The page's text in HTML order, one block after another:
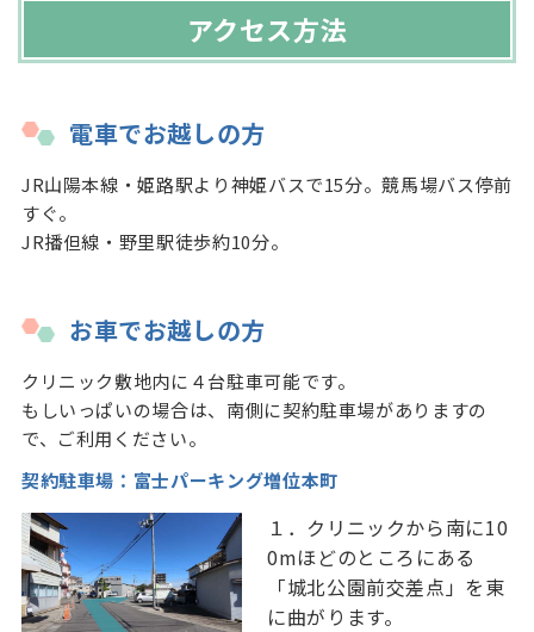
アクセス方法
電車でお越しの方
JR山陽本線・姫路駅より神姫バスで15分。競馬場バス停前
すぐ。
JR播但線・野里駅徒歩約10分。
お車でお越しの方
クリニック敷地内に４台駐車可能です。
もしいっぱいの場合は、南側に契約駐車場がありますの
で、ご利用ください。
契約駐車場：富士パーキング増位本町
１．クリニックから南に10
0mほどのところにある
「城北公園前交差点」を東
に曲がります。